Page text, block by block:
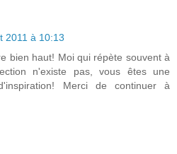
2011 à 10:13
bien haut! Moi qui répète souvent à
n'existe pas, vous êtes une
Merci de continuer à